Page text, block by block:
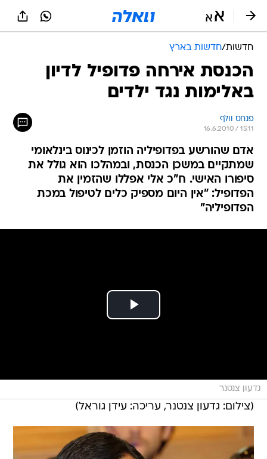
חדשות/חדשות בארץ
הכנסת אירחה פדופיל לדיון
באלימות נגד ילדים
פנחס וולף
16.6.2010 / 15:11
אדם שהורשע בפדופיליה הוזמן לכינוס בינלאומי
שמתקיים במשכן הכנסת, ובמהלכו הוא גולל את
סיפורו האישי. ח"כ אלי אפללו שהזמין את
הפדופיל: "אין היום מספיק כלים לטיפול במכת
הפדופיליה"
גדעון צנטנר
(צילום: גדעון צנטנר, עריכה: עידן גוראל)